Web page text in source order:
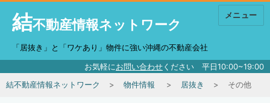
結不動産情報ネットワーク
「居抜き」と「ワケあり」物件に強い沖縄の不動産会社
お気軽にお問い合わせください 平日10:00~19:00
メニュー
結不動産情報ネットワーク 物件情報 居抜き その他